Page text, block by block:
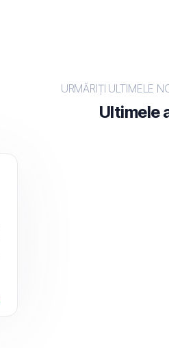
URMĂRIȚI ULTIMELE
Ultimele